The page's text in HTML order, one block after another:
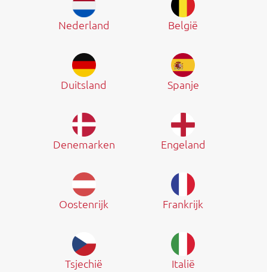
Nederland België
Duitsland Spanje
Denemarken Engeland
Oostenrijk Frankrijk
Tsjechië Italië